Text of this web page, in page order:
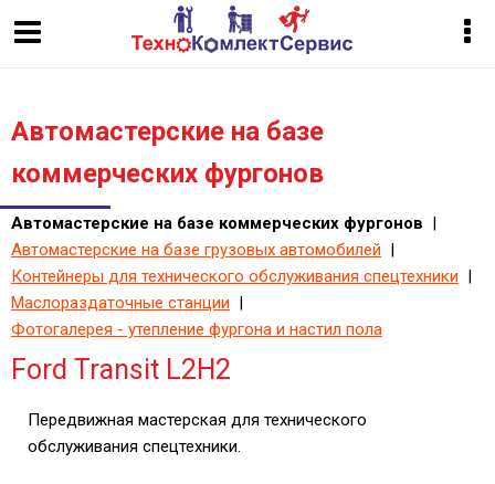
Автомастерские на базе
коммерческих фургонов
Автомастерские на базе коммерческих фургонов |
Автомастерские на базе грузовых автомобилей |
Контейнеры для технического обслуживания спецтехники |
Маслораздаточные станции |
Фотогалерея - утепление фургона и настил пола
Ford Transit L2H2
Передвижная мастерская для технического
обслуживания спецтехники.